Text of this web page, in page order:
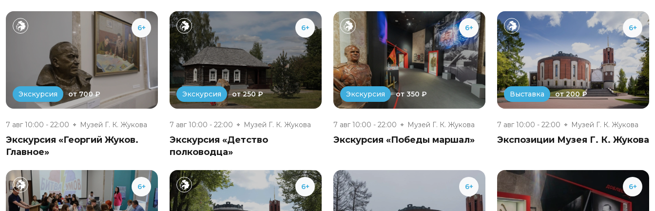
6+
Экскурсия от 700 ₽
7 авг 10:00 - 22:00 Музей Г. К. Жукова
Экскурсия «Георгий Жуков.
Главное»
6+
Экскурсия от 250 ₽
7 авг 10:00 - 22:00 Музей Г. К. Жукова
Экскурсия «Детство
полководца»
6+
Экскурсия от 350 ₽
7 авг 10:00 - 22:00 Музей Г. К. Жукова
Экскурсия «Победы маршал»
6+
Выставка от 200 ₽
7 авг 10:00 - 22:00 Музей Г. К. Жукова
Экспозиции Музея Г. К. Жукова
6+ 6+ 6+ 6+